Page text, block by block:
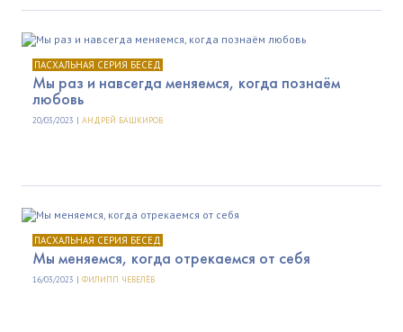
ПАСХАЛЬНАЯ СЕРИЯ БЕСЕД
Мы раз и навсегда меняемся, когда познаём
любовь
20/03/2023 | АНДРЕЙ БАШКИРОВ
ПАСХАЛЬНАЯ СЕРИЯ БЕСЕД
Мы меняемся, когда отрекаемся от себя
16/03/2023 | ФИЛИПП ЧЕВЕЛЁВ